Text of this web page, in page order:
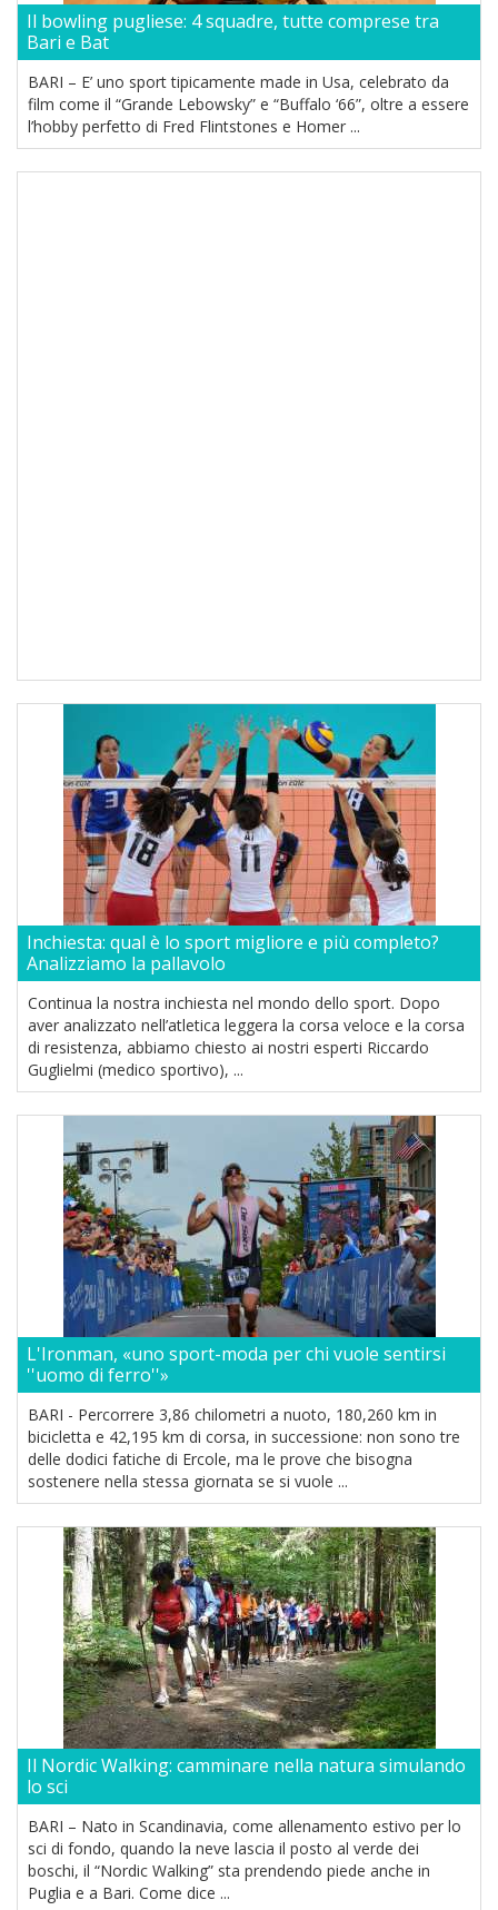
Il bowling pugliese: 4 squadre, tutte comprese tra
Bari e Bat
BARI – E’ uno sport tipicamente made in Usa, celebrato da
film come il “Grande Lebowsky” e “Buffalo ‘66”, oltre a essere
l’hobby perfetto di Fred Flintstones e Homer ...
Inchiesta: qual è lo sport migliore e più completo?
Analizziamo la pallavolo
Continua la nostra inchiesta nel mondo dello sport. Dopo
aver analizzato nell’atletica leggera la corsa veloce e la corsa
di resistenza, abbiamo chiesto ai nostri esperti Riccardo
Guglielmi (medico sportivo), ...
L'Ironman, «uno sport-moda per chi vuole sentirsi
''uomo di ferro''»
BARI - Percorrere 3,86 chilometri a nuoto, 180,260 km in
bicicletta e 42,195 km di corsa, in successione: non sono tre
delle dodici fatiche di Ercole, ma le prove che bisogna
sostenere nella stessa giornata se si vuole ...
Il Nordic Walking: camminare nella natura simulando
lo sci
BARI – Nato in Scandinavia, come allenamento estivo per lo
sci di fondo, quando la neve lascia il posto al verde dei
boschi, il “Nordic Walking” sta prendendo piede anche in
Puglia e a Bari. Come dice ...